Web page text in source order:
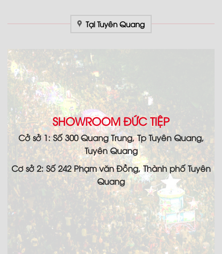
Tại Tuyên Quang
SHOWROOM ĐỨC TIỆP
Cở sở 1: Số 300 Quang Trung, Tp Tuyên Quang,
Tuyên Quang
Cơ sở 2: Số 242 Phạm văn Đồng, Thành phố Tuyên
Quang